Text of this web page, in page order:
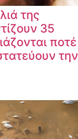
της
35
ποτέ
την